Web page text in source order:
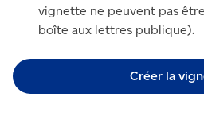
vignette ne peuvent pas
boîte aux lettres publique).
Créer la